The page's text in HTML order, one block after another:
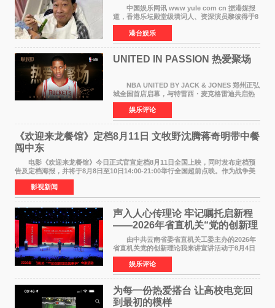
中国娱乐网讯 www yule com cn 据港媒报
道，香港乐坛殿堂级填词人、资深演员黎彼得于8
月5日上午因病离世，终年76岁。好友钟志光透
露，黎彼得今年3月中风后便卧床休养，身体机能
持续衰退，最
港台娱乐
UNITED IN PASSION 热爱聚场
NBA UNITED BY JACK & JONES 郑州正弘
城全国首店启幕，与特雷西・麦克格雷迪共启热
爱 2026 年7 月21 日，
NBAUNITEDBYJACK&JONES 全国首店，于郑
州正弘城正式启幕。NBA 传奇球星
娱乐评论
《欢迎来龙餐馆》定档8月11日 文牧野沈腾蒋奇明带中餐
闯中东
电影《欢迎来龙餐馆》今日正式官宣定档8月11日全国上映，同时发布定档预
告及定档海报，并将于8月8日至10日14:00-21:00举行全国超前点映。作为战争美
食大片，影片讲述的是中国厨师徐福（沈腾
影视新闻
声入人心传理论 牢记嘱托启新程
——2026年省直机关“党的创新理
论我来讲”宣讲活动圆满落幕
由中共云南省委省直机关工委主办的2026年
省直机关党的创新理论我来讲宣讲活动于8月4日
至5日在昆明举办。活动以 "牢记嘱托 感恩奋进
开创云南发展新局面 "为主题，坚持以新时代中国
特色社会主义
娱乐评论
为每一份热爱搭台 让高校电竞回
到最初的模样